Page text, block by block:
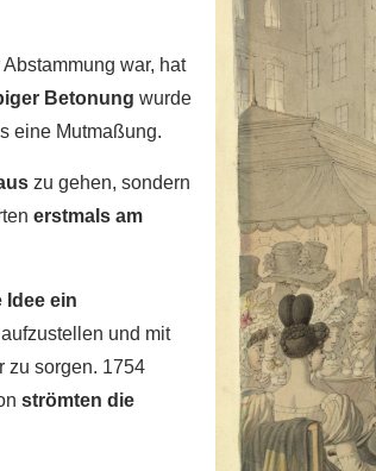
war, hat
Betonung wurde
eine Mutmaßung.
zu gehen, sondern
erstmals am
Idee ein
und mit
zu sorgen. 1754
strömten die